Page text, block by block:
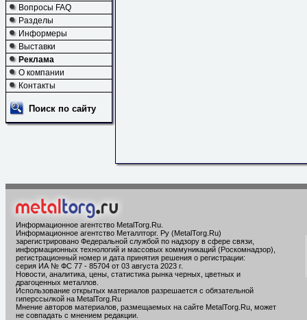
Вопросы FAQ
Разделы
Информеры
Выставки
Реклама
О компании
Контакты
Поиск по сайту
Информационное агентство MetalTorg.Ru
Информационное агентство Металлторг. Ру (MetalTorg.Ru)
зарегистрировано Федеральной службой по надзору в сфере связи,
информационных технологий и массовых коммуникаций (Роскомнадзор),
регистрационный номер и дата принятия решения о регистрации:
серия ИА № ФС 77 - 85704 от 03 августа 2023 г.
Новости, аналитика, цены, статистика рынка черных, цветных и
драгоценных металлов.
Использование открытых материалов разрешается с обязательной
гиперссылкой на MetalTorg.Ru
Мнение авторов материалов, размещаемых на сайте MetalTorg.Ru, может
не совпадать с мнением редакции.